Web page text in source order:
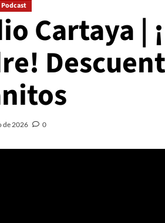
Podcast
Cartaya |
de 2026 0